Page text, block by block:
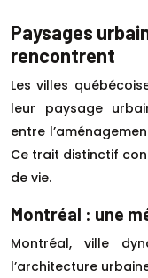
Paysages
rencontrent
Les villes
leur paysage
entre
Ce trait distinctif
de vie.
Montréal : une
Montréal, ville
l’architecture